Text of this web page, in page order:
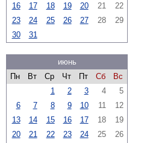
16
17 18 19 20 21
22
23
24 25 26 27 28
29
30
31
июнь
Пн
Вт Ср Чт Пт Сб
Вс
1
2 3 4
5
6
7 8 9 10 11
12
13
14 15 16 17 18
19
20
21 22 23 24 25
26